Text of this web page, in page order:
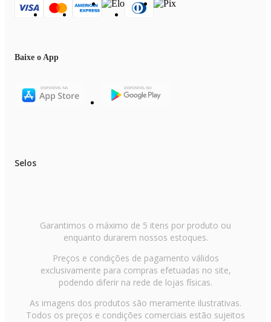
Baixe o App
Selos
Garantimos o máximo de 5 itens por produto ou
enquanto durarem nossos estoques.
Preços e condições de pagamento válidos
exclusivamente para compras efetuadas no site,
podendo diferir na rede de lojas físicas.
As imagens dos produtos são meramente ilustrativas.
Todos os preços e condições comerciais estão sujeitos